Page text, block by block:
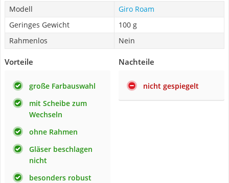
Modell
Giro Roam
Geringes Gewicht
100 g
Rahmenlos
Nein
Vorteile
große Farbauswahl
mit Scheibe zum
Wechseln
ohne Rahmen
Gläser beschlagen
nicht
besonders robust
Nachteile
nicht gespiegelt